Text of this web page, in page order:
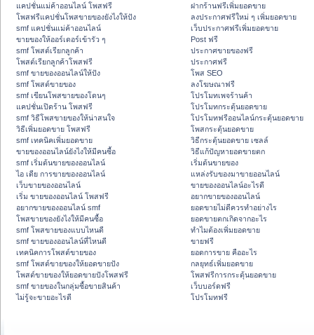
แคปชั่นแม่ค้าออนไลน์ โพสฟรี
โพสฟรีแคปชั่นโพสขายของยังไงให้ปัง
smf แคปชั่นแม่ค้าออนไลน์
ขายของให้ออร์เดอร์เข้ารัว ๆ
smf โพสต์เรียกลูกค้า
โพสต์เรียกลูกค้าโพสฟรี
smf ขายของออนไลน์ให้ปัง
smf โพสต์ขายของ
smf เขียนโพสขายของโดนๆ
แคปชั่นเปิดร้าน โพสฟรี
smf วิธีโพสขายของให้น่าสนใจ
วิธีเพิ่มยอดขาย โพสฟรี
smf เทคนิคเพิ่มยอดขาย
ขายของออนไลน์ยังไงให้มีคนซื้อ
smf เริ่มต้นขายของออนไลน์
ไอ เดีย การขายของออนไลน์
เว็บขายของออนไลน์
เริ่ม ขายของออนไลน์ โพสฟรี
อยากขายของออนไลน์ smf
โพสขายของยังไงให้มีคนซื้อ
smf โพสขายของแบบไหนดี
smf ขายของออนไลน์ที่ไหนดี
เทคนิคการโพสต์ขายของ
smf โพสต์ขายของให้ยอดขายปัง
โพสต์ขายของให้ยอดขายปังโพสฟรี
smf ขายของในกลุ่มซื้อขายสินค้า
ไม่รู้จะขายอะไรดี
ฝากร้านฟรีเพิ่มยอดขาย
ลงประกาศฟรีใหม่ ๆ เพิ่มยอดขาย
เว็บประกาศฟรีเพิ่มยอดขาย
Post ฟรี
ประกาศขายของฟรี
ประกาศฟรี
โพส SEO
ลงโฆษณาฟรี
โปรโมทเพจร้านค้า
โปรโมทกระตุ้นยอดขาย
โปรโมทฟรีออนไลน์กระตุ้นยอดขาย
โพสกระตุ้นยอดขาย
วิธีกระตุ้นยอดขาย เซลล์
วิธีแก้ปัญหายอดขายตก
เริ่มต้นขายของ
แหล่งรับของมาขายออนไลน์
ขายของออนไลน์อะไรดี
อยากขายของออนไลน์
ยอดขายไม่ดีควรทำอย่างไร
ยอดขายตกเกิดจากอะไร
ทำไมต้องเพิ่มยอดขาย
ขายฟรี
ยอดการขาย คืออะไร
กลยุทธ์เพิ่มยอดขาย
โพสฟรีการกระตุ้นยอดขาย
เว็บบอร์ดฟรี
โปรโมทฟรี